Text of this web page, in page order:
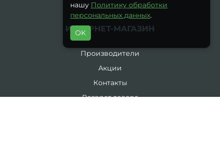
ИНТЕРНЕТ-МАГАЗИН
Производители
Акции
Контакты
Возврат товара
нашу Политику обработки
персональных данных.
OK